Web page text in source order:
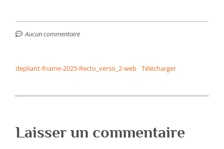
Aucun commentaire
depliant-fname-2025-Recto_verso_2-web Télécharger
Laisser un commentaire